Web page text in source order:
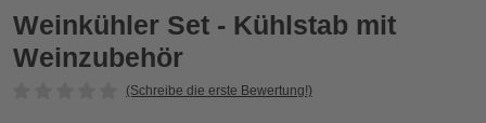
Weinkühler Set - Kühlstab mit
Weinzubehör
(Schreibe die erste Bewertung!)